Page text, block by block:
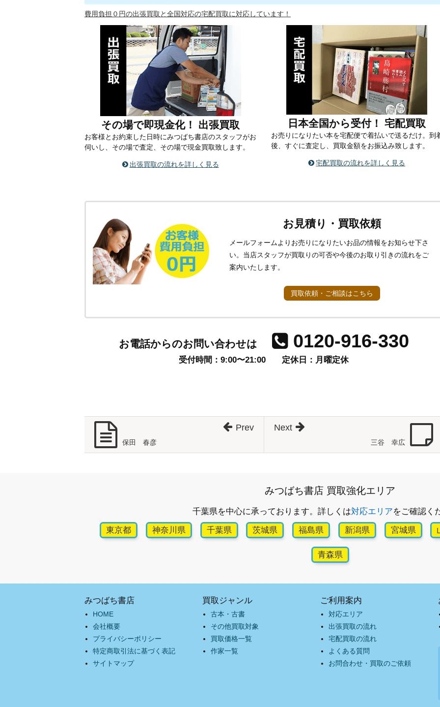
費用負担０円の出張買取と全国対応の宅配買取に対応しています！
その場で即現金化！ 出張買取
お客様とお約束した日時にみつばち書店のスタッフがお
伺いし、その場で査定、その場で現金買取致します。
出張買取の流れを詳しく見る
日本全国から受付！ 宅配買取
お売りになりたい本を宅配便で着払いで送るだけ。到
後、すぐに査定し、買取金額をお振込み致します。
宅配買取の流れを詳しく見る
お見積り・買取依頼
メールフォームよりお売りになりたいお品の情報をお知らせ下さ
い。当店スタッフが買取りの可否や今後のお取り引きの流れをご
案内いたします。
買取依頼・ご相談はこちら
お電話からのお問い合わせは 0120-916-330
受付時間：9:00〜21:00 定休日：月曜定休
三谷 幸広
Next
保田 春彦
Prev
みつばち書店 買取強化エリア
千葉県を中心に承っております。詳しくは対応エリアをご確認く
東京都
神奈川県 千葉県 茨城県 福島県 新潟県 宮城県
青森県
みつばち書店
HOME
会社概要
プライバシーポリシー
特定商取引法に基づく表記
サイトマップ
買取ジャンル
古本・古書
その他買取対象
買取価格一覧
作家一覧
ご利用案内
対応エリア
出張買取の流れ
宅配買取の流れ
よくある質問
お問合わせ・買取のご依頼